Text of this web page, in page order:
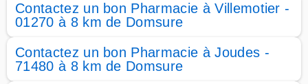
Contactez un bon Pharmacie à Villemotier -
01270 à 8 km de Domsure
Contactez un bon Pharmacie à Joudes -
71480 à 8 km de Domsure